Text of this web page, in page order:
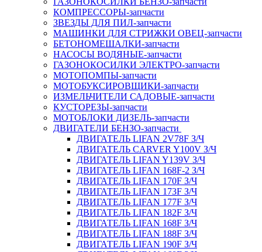
КОМПРЕССОРЫ-запчасти
ЗВЕЗДЫ ДЛЯ ПИЛ-запчасти
МАШИНКИ ДЛЯ СТРИЖКИ ОВЕЦ-запчасти
БЕТОНОМЕШАЛКИ-запчасти
НАСОСЫ ВОДЯНЫЕ-запчасти
ГАЗОНОКОСИЛКИ ЭЛЕКТРО-запчасти
МОТОПОМПЫ-запчасти
МОТОБУКСИРОВЩИКИ-запчасти
ИЗМЕЛЬЧИТЕЛИ САДОВЫЕ-запчасти
КУСТОРЕЗЫ-запчасти
МОТОБЛОКИ ДИЗЕЛЬ-запчасти
ДВИГАТЕЛИ БЕНЗО-запчасти
ДВИГАТЕЛЬ LIFAN 2V78F З/Ч
ДВИГАТЕЛЬ CARVER Y100V З/Ч
ДВИГАТЕЛЬ LIFAN Y139V З/Ч
ДВИГАТЕЛЬ LIFAN 168F-2 З/Ч
ДВИГАТЕЛЬ LIFAN 170F З/Ч
ДВИГАТЕЛЬ LIFAN 173F З/Ч
ДВИГАТЕЛЬ LIFAN 177F З/Ч
ДВИГАТЕЛЬ LIFAN 182F З/Ч
ДВИГАТЕЛЬ LIFAN 168F З/Ч
ДВИГАТЕЛЬ LIFAN 188F З/Ч
ДВИГАТЕЛЬ LIFAN 190F З/Ч